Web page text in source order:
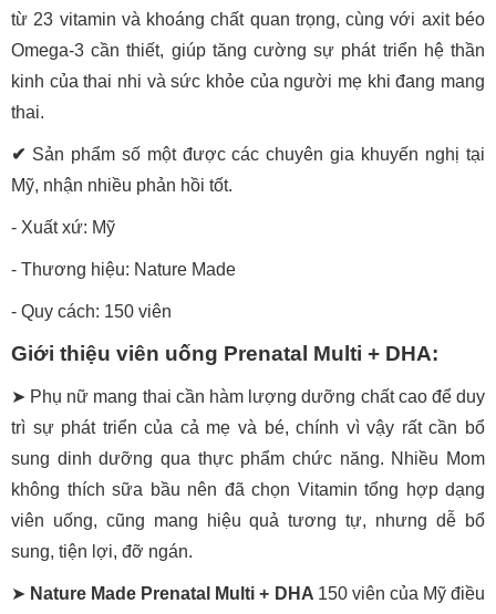
từ 23 vitamin và khoáng chất quan trọng, cùng với axit béo
Omega-3 cần thiết, giúp tăng cường sự phát triển hệ thần
kinh của thai nhi và sức khỏe của người mẹ khi đang mang
thai.
✔ Sản phẩm số một được các chuyên gia khuyến nghị tại
Mỹ, nhận nhiều phản hồi tốt.
- Xuất xứ: Mỹ
- Thương hiệu: Nature Made
- Quy cách: 150 viên
Giới thiệu viên uống Prenatal Multi + DHA:
➤ Phụ nữ mang thai cần hàm lượng dưỡng chất cao để duy
trì sự phát triển của cả mẹ và bé, chính vì vậy rất cần bổ
sung dinh dưỡng qua thực phẩm chức năng. Nhiều Mom
không thích sữa bầu nên đã chọn Vitamin tổng hợp dạng
viên uống, cũng mang hiệu quả tương tự, nhưng dễ bổ
sung, tiện lợi, đỡ ngán.
➤ Nature Made Prenatal Multi + DHA 150 viên của Mỹ điều